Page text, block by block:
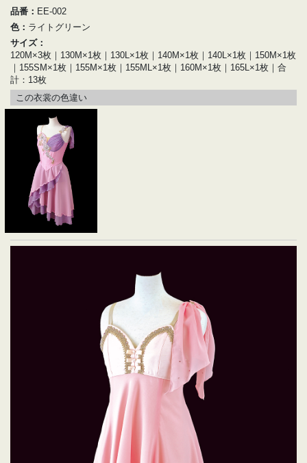
品番： EE-002
色： ライトグリーン
サイズ：
120M×3枚｜130M×1枚｜130L×1枚｜140M×1枚｜140L×1枚｜150M×1枚
｜155SM×1枚｜155M×1枚｜155ML×1枚｜160M×1枚｜165L×1枚｜合
計：13枚
この衣裳の色違い